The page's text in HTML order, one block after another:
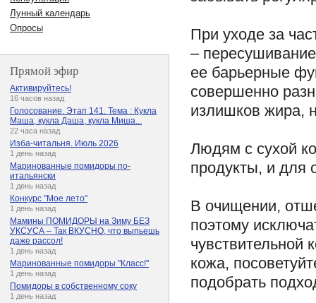
При уходе за
–
ее барьерные
совершенно
излишков жира,
Людям с сухой
продукты, и для
В очищении,
поэтому
чувствительной
кожа,
подобрать
Лунный календарь
Опросы
Прямой эфир
Активируйтесь!
16 часов назад
Голосование. Этап 141. Тема : Кукла
Маша, кукла Даша, кукла Миша...
22 часа назад
Изба-читальня. Июль 2026
1 день назад
Маринованные помидоры по-
итальянски
1 день назад
Конкурс "Мое лето"
1 день назад
Мамины ПОМИДОРЫ на Зиму БЕЗ
УКСУСА – Так ВКУСНО, что выпьешь
даже рассол!
1 день назад
Маринованные помидоры "Класс!"
1 день назад
Помидоры в собственному соку
1 день назад